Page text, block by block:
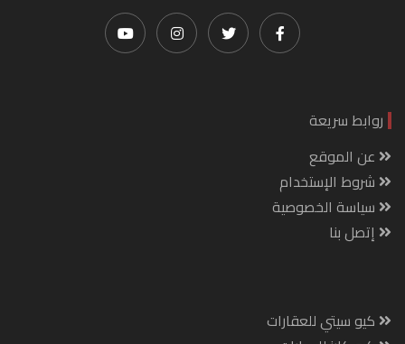
روابط سريعة
عن الموقع
شروط الإستخدام
سياسة الخصوصية
إتصل بنا
كيو سيتي للعقارات